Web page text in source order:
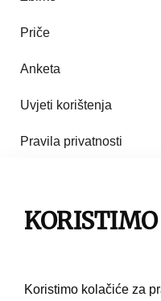
Priče
Anketa
Uvjeti korištenja
Pravila privatnosti
Pravila korištenja
Koristimo kolačiće za